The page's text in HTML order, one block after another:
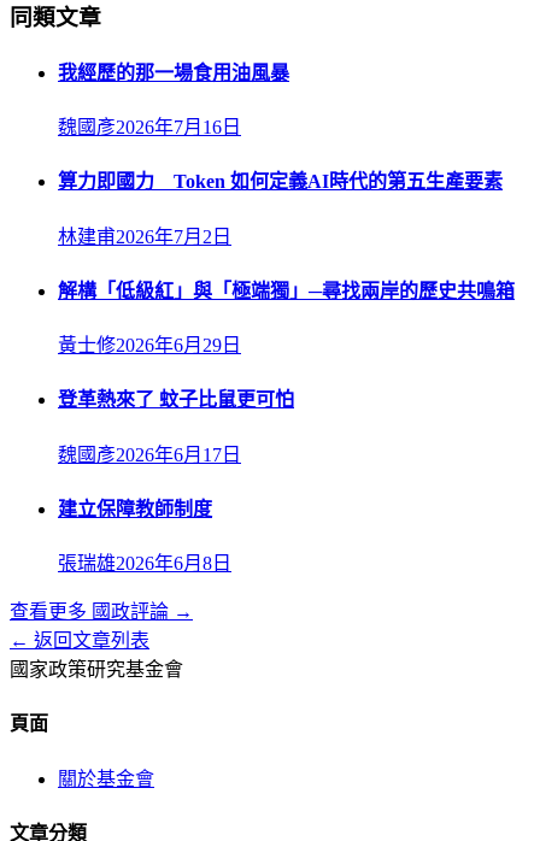
同類文章
我經歷的那一場食用油風暴
魏國彥2026年7月16日
算力即國力 Token 如何定義AI時代的第五生產要素
林建甫2026年7月2日
解構「低級紅」與「極端獨」─尋找兩岸的歷史共鳴箱
黃士修2026年6月29日
登革熱來了 蚊子比鼠更可怕
魏國彥2026年6月17日
建立保障教師制度
張瑞雄2026年6月8日
查看更多 國政評論 →
← 返回文章列表
國家政策研究基金會
頁面
關於基金會
文章分類